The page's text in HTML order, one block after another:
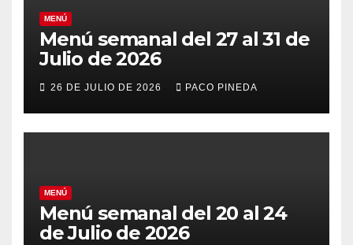
MENÚ
Menú semanal del 27 al 31 de
Julio de 2026
26 DE JULIO DE 2026 PACO PINEDA
MENÚ
Menú semanal del 20 al 24
de Julio de 2026